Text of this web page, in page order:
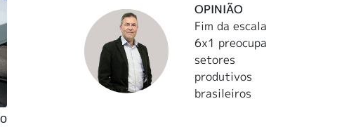
OPINIÃO
Fim da escala
6x1 preocupa
setores
produtivos
brasileiros